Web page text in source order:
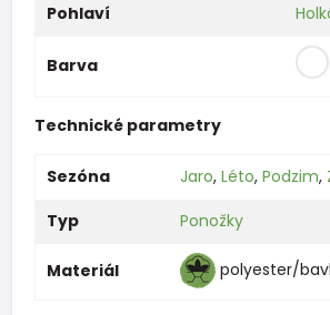
Pohlaví
Barva
Technické parametry
Sezóna Jaro, Léto, Podzim,
Typ
Ponožky
Materiál polyester/